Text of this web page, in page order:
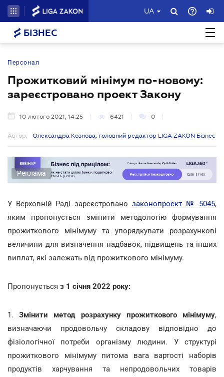
UA
БІЗНЕС
Персонал
Прожитковий мінімум по-новому:
зареєстровано проект Закону
10 лютого 2021, 14:25 6421 0
Автор: Олександра Кознова, головний редактор LIGA ZAKON Бізнес
Реклама
У Верховній Раді зареєстровано законопроект № 5045,
яким пропонується змінити методологію формування
прожиткового мінімуму та упорядкувати розрахункові
величини для визначення надбавок, підвищень та інших
виплат, які залежать від прожиткового мінімуму.
Пропонується з 1 січня 2022 року:
1.Змінити метод розрахунку прожиткового мінімуму,
визначаючи продовольчу складову відповідно до
фізіологічної потреби організму людини. У структурі
прожиткового мінімуму питома вага вартості наборів
продуктів харчування та непродовольчих товарів